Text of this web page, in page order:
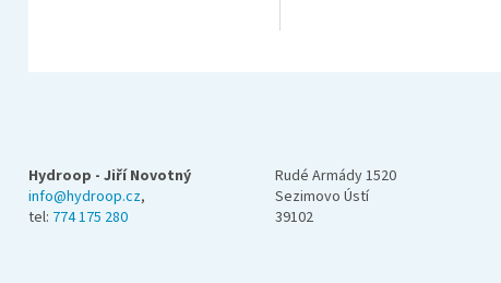
Hydroop - Jiří Novotný
info@hydroop.cz,
tel: 774 175 280
Rudé Armády 1520
Sezimovo Ústí
39102